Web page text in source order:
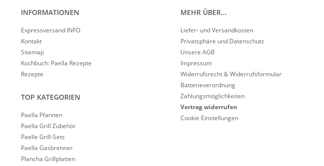
INFORMATIONEN
Expressversand INFO
Kontakt
Sitemap
Kochbuch: Paella Rezepte
Rezepte
TOP KATEGORIEN
Paella Pfannen
Paella Grill Zubehör
Paelle Grill-Sets
Paella Gasbrenner
Plancha Grillplatten
MEHR ÜBER...
Liefer- und Versandkosten
Privatsphäre und Datenschutz
Unsere AGB
Impressum
Widerrufsrecht & Widerrufsformular
Batterieverordnung
Zahlungsmöglichkeiten
Vertrag widerrufen
Cookie Einstellungen